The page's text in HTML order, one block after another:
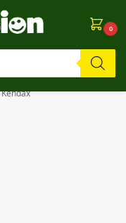
0
¡Perdón!⚠️